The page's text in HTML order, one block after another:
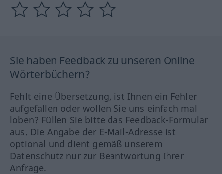
Sie haben Feedback zu unseren Online
Wörterbüchern?
Fehlt eine Übersetzung, ist Ihnen ein Fehler
aufgefallen oder wollen Sie uns einfach mal
loben? Füllen Sie bitte das Feedback-Formular
aus. Die Angabe der E-Mail-Adresse ist
optional und dient gemäß unserem
Datenschutz nur zur Beantwortung Ihrer
Anfrage.